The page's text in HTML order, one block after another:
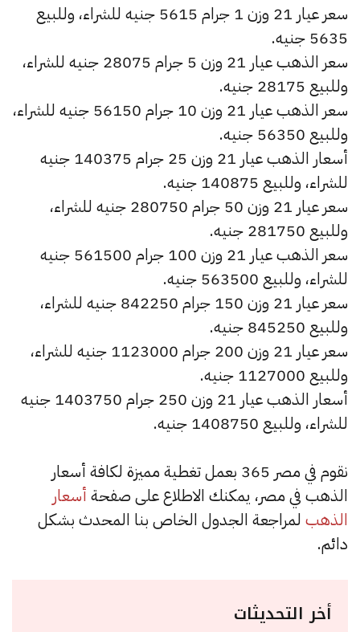
سعر عيار 21 وزن 1 جرام 5615 جنيه للشراء، وللبيع
5635 جنيه.
سعر الذهب عيار 21 وزن 5 جرام 28075 جنيه للشراء،
وللبيع 28175 جنيه.
سعر الذهب عيار 21 وزن 10 جرام 56150 جنيه للشراء،
وللبيع 56350 جنيه.
أسعار الذهب عيار 21 وزن 25 جرام 140375 جنيه
للشراء، وللبيع 140875 جنيه.
سعر عيار 21 وزن 50 جرام 280750 جنيه للشراء،
وللبيع 281750 جنيه.
سعر الذهب عيار 21 وزن 100 جرام 561500 جنيه
للشراء، وللبيع 563500 جنيه.
سعر عيار 21 وزن 150 جرام 842250 جنيه للشراء،
وللبيع 845250 جنيه.
سعر عيار 21 وزن 200 جرام 1123000 جنيه للشراء،
وللبيع 1127000 جنيه.
أسعار الذهب عيار 21 وزن 250 جرام 1403750 جنيه
للشراء، وللبيع 1408750 جنيه.
نقوم في مصر 365 بعمل تغطية مميزة لكافة أسعار
الذهب في مصر، يمكنك الاطلاع على صفحة أسعار
الذهب لمراجعة الجدول الخاص بنا المحدث بشكل
دائم.
أخر التحديثات